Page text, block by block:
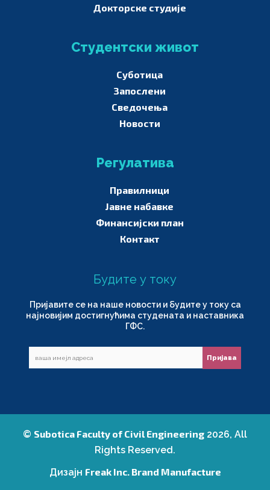
Докторске студије
Студентски живот
Суботица
Запослени
Сведочења
Новости
Регулатива
Правилници
Јавне набавке
Финансијски план
Контакт
Будите у току
Пријавите се на наше новости и будите у току са
најновијим достигнућима студената и наставника
ГФС.
© Subotica Faculty of Civil Engineering 2026, All
Rights Reserved.
Дизајн Freak Inc. Brand Manufacture